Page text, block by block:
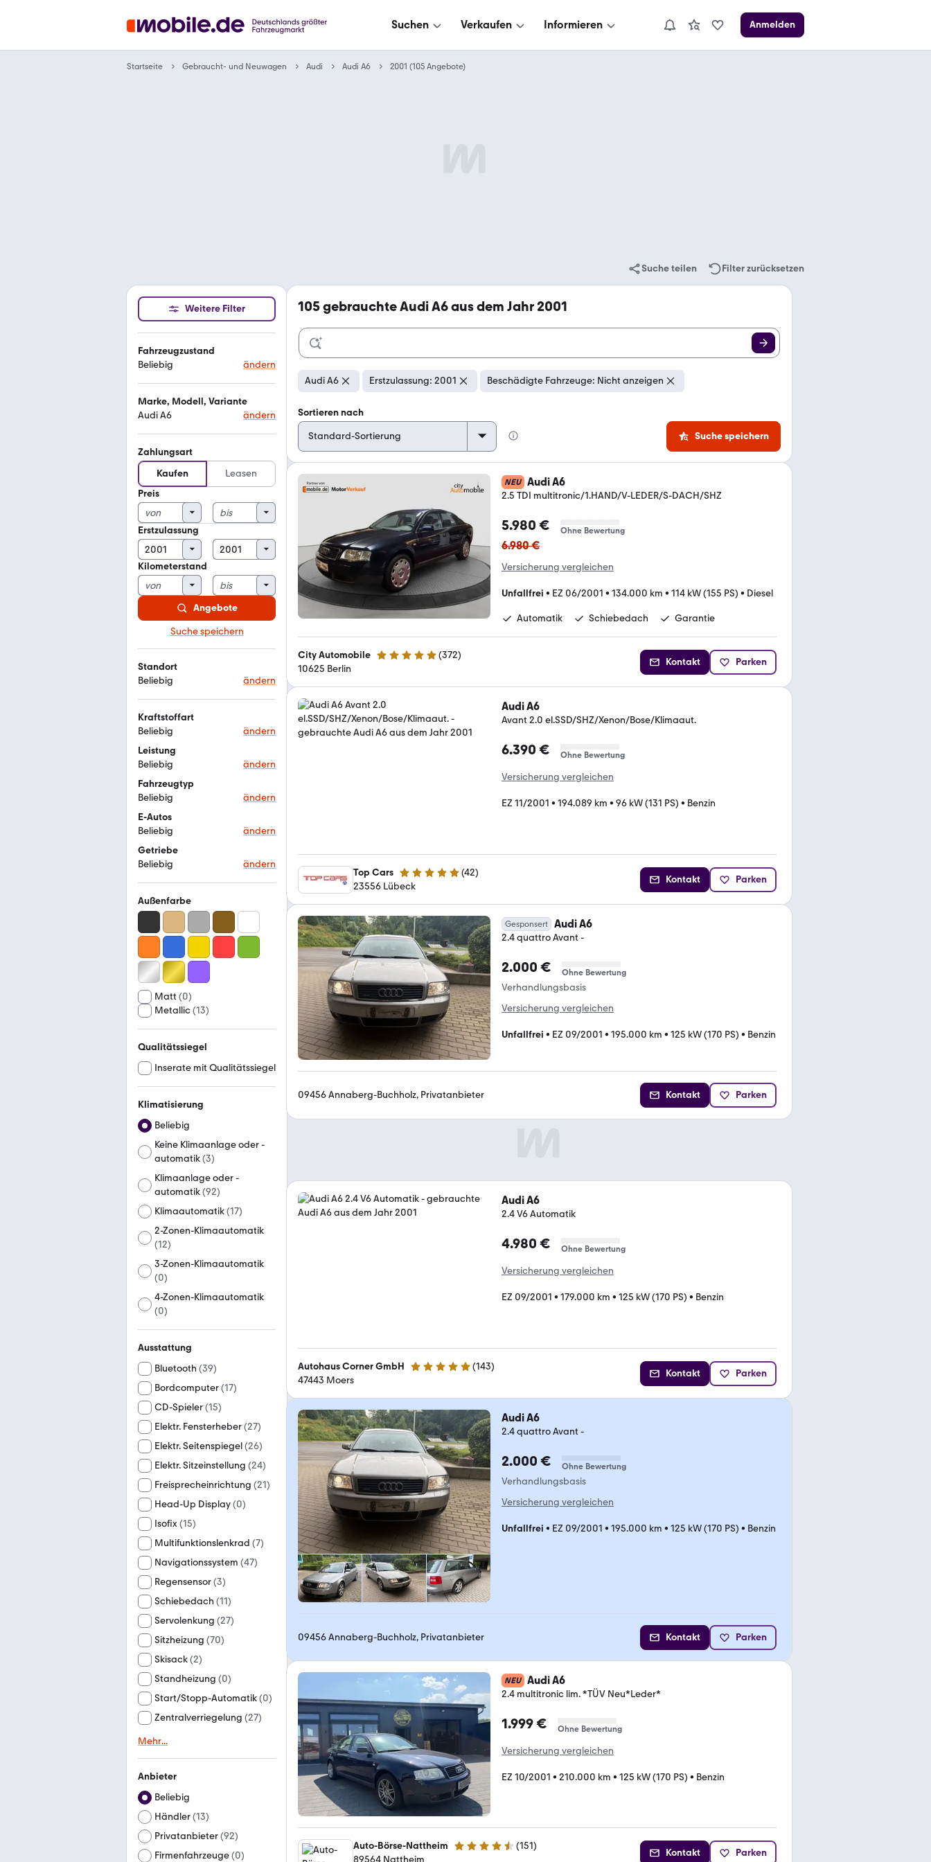
Suchen Verkaufen Informieren Anmelden
Startseite Gebraucht- und Neuwagen Audi Audi A6 2001 (105 Angebote)
Suche teilen Filter zurücksetzen
Weitere Filter
Fahrzeugzustand
Beliebig
ändern
Marke, Modell, Variante
Audi A6
ändern
Zahlungsart
Kaufen
Leasen
Preis
Erstzulassung
Kilometerstand
Angebote
Suche speichern
Standort
Beliebig
ändern
Kraftstoffart
Beliebig
ändern
Leistung
Beliebig
ändern
Fahrzeugtyp
Beliebig
ändern
E-Autos
Beliebig
ändern
Getriebe
Beliebig
ändern
Außenfarbe
Matt (0)
Metallic(13)
Qualitätssiegel
Inserate mit Qualitätssiegel
Klimatisierung
Beliebig
Keine Klimaanlage oder -
automatik(3)
Klimaanlage oder -
automatik(92)
Klimaautomatik(17)
2-Zonen-Klimaautomatik
(12)
3-Zonen-Klimaautomatik
(0)
4-Zonen-Klimaautomatik
(0)
Ausstattung
Bluetooth (39)
Bordcomputer(17)
CD-Spieler(15)
Elektr. Fensterheber(27)
Elektr. Seitenspiegel(26)
Elektr. Sitzeinstellung (24)
Freisprecheinrichtung (21)
Head-Up Display(0)
Isofix(15)
Multifunktionslenkrad (7)
Navigationssystem (47)
Regensensor(3)
Schiebedach (11)
Servolenkung (27)
Sitzheizung (70)
Skisack(2)
Standheizung (0)
Start/Stopp-Automatik(0)
Zentralverriegelung (27)
Mehr...
Anbieter
Beliebig
Händler(13)
Privatanbieter(92)
Firmenfahrzeuge(0)
105gebrauchte Audi A6 aus dem Jahr 2001
Audi A6 Erstzulassung: 2001 Beschädigte Fahrzeuge: Nicht anzeigen
Sortieren nach
Suche speichern
NEU Audi A6
2.5 TDI multitronic/1.HAND/V-LEDER/S-DACH/SHZ
5.980 € Ohne Bewertung
6.980 €
Versicherung vergleichen
Unfallfrei • EZ 06/2001 • 134.000 km • 114 kW (155 PS) • Diesel
Automatik Schiebedach Garantie
City Automobile 4.9 Sterne (372)
10625 Berlin
Kontakt Parken
Audi A6
Avant 2.0 el.SSD/SHZ/Xenon/Bose/Klimaaut.
6.390 € Ohne Bewertung
Versicherung vergleichen
EZ 11/2001 • 194.089 km • 96 kW (131 PS) • Benzin
Top Cars 5 Sterne (42)
23556 Lübeck
Kontakt Parken
Gesponsert Audi A6
2.4 quattro Avant -
2.000 € Ohne Bewertung
Verhandlungsbasis
Versicherung vergleichen
Unfallfrei • EZ 09/2001 • 195.000 km • 125 kW (170 PS) • Benzin
09456 Annaberg-Buchholz, Privatanbieter Kontakt Parken
Audi A6
2.4 V6 Automatik
4.980 € Ohne Bewertung
Versicherung vergleichen
EZ 09/2001 • 179.000 km • 125 kW (170 PS) • Benzin
Autohaus Corner GmbH 5 Sterne (143)
47443 Moers
Kontakt Parken
Audi A6
2.4 quattro Avant -
2.000 € Ohne Bewertung
Verhandlungsbasis
Versicherung vergleichen
Unfallfrei • EZ 09/2001 • 195.000 km • 125 kW (170 PS) • Benzin
09456 Annaberg-Buchholz, Privatanbieter Kontakt Parken
NEU Audi A6
2.4 multitronic lim. *TÜV Neu*Leder*
1.999 € Ohne Bewertung
Versicherung vergleichen
EZ 10/2001 • 210.000 km • 125 kW (170 PS) • Benzin
Auto-Börse-Nattheim 4.5 Sterne (151)
89564 Nattheim
Kontakt Parken